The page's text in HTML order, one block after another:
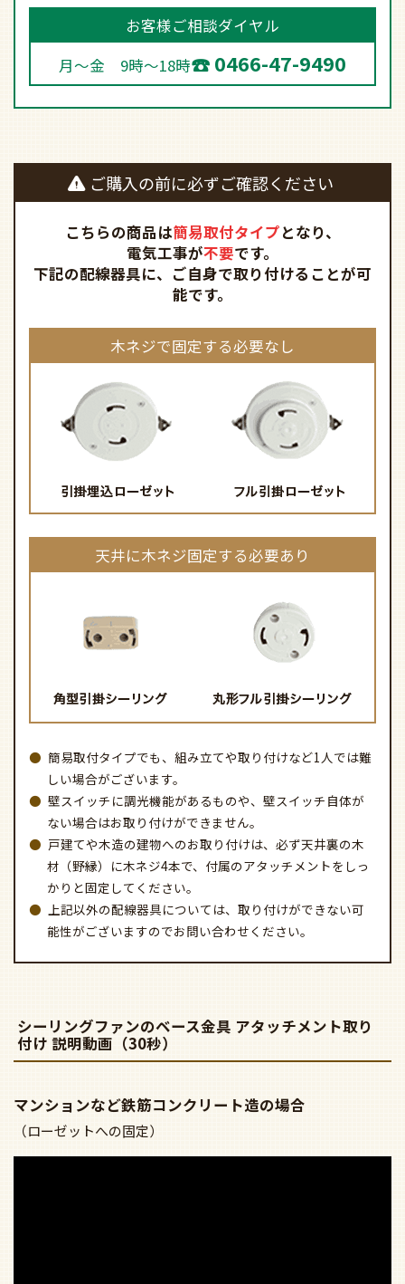
お客様ご相談ダイヤル
月～金 9時～18時
0466-47-9490
ご購入の前に必ずご確認ください
こちらの商品は簡易取付タイプとなり、
電気工事が不要です。
下記の配線器具に、ご自身で取り付けることが可
能です。
木ネジで固定する必要なし
天井に木ネジ固定する必要あり
簡易取付タイプでも、組み立てや取り付けなど1人では難
しい場合がございます。
壁スイッチに調光機能があるものや、壁スイッチ自体が
ない場合はお取り付けができません。
戸建てや木造の建物へのお取り付けは、必ず天井裏の木
材（野縁）に木ネジ4本で、付属のアタッチメントをしっ
かりと固定してください。
上記以外の配線器具については、取り付けができない可
能性がございますのでお問い合わせください。
シーリングファンのベース金具 アタッチメント取り
付け 説明動画（30秒）
マンションなど鉄筋コンクリート造の場合
（ローゼットへの固定）